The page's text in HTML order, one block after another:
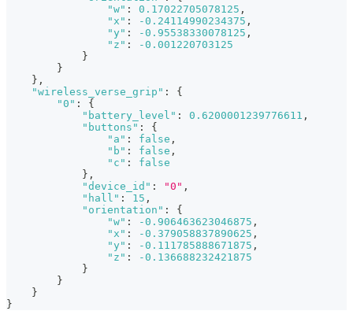
"w" : 0.17022705078125 ,
"x" : -0.24114990234375 ,
"y" : -0.95538330078125 ,
"z" :
-0.001220703125
}
}
} ,
"wireless_verse_grip" :
{
"0" :
{
"battery_level" : 0.6200001239776611 ,
"buttons" :
{
"a" : false ,
"b" : false ,
"c" :
false
} ,
"device_id" : "0" ,
"hall" : 15 ,
"orientation" :
{
"w" : -0.906463623046875 ,
"x" : -0.379058837890625 ,
"y" : -0.111785888671875 ,
"z" :
-0.136688232421875
}
}
}
}